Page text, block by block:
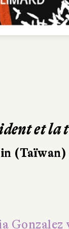
et la
Gonzalez